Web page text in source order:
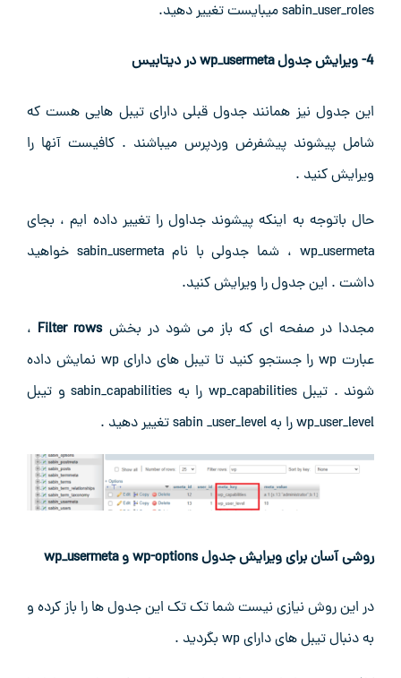
sabin_user_roles میبایست تغییر دهید.
4- ویرایش جدول wp_usermeta در دیتابیس
این جدول نیز همانند جدول قبلی دارای تیبل هایی هست که
شامل پیشوند پیشفرض وردپرس میباشند . کافیست آنها را
ویرایش کنید .
حال باتوجه به اینکه پیشوند جداول را تغییر داده ایم ، بجای
wp_usermeta ، شما جدولی با نام sabin_usermeta خواهید
داشت . این جدول را ویرایش کنید.
مجددا در صفحه ای که باز می شود در بخشFilter rows ،
عبارت wp را جستجو کنید تا تیبل های دارای wp نمایش داده
شوند . تیبل wp_capabilities را به sabin_capabilities و تیبل
wp_user_level را به sabin _user_level تغییر دهید .
روشی آسان برای ویرایش جدول wp-options و wp_usermeta
در این روش نیازی نیست شما تک تک این جدول ها را باز کرده و
به دنبال تیبل های دارای wp بگردید .